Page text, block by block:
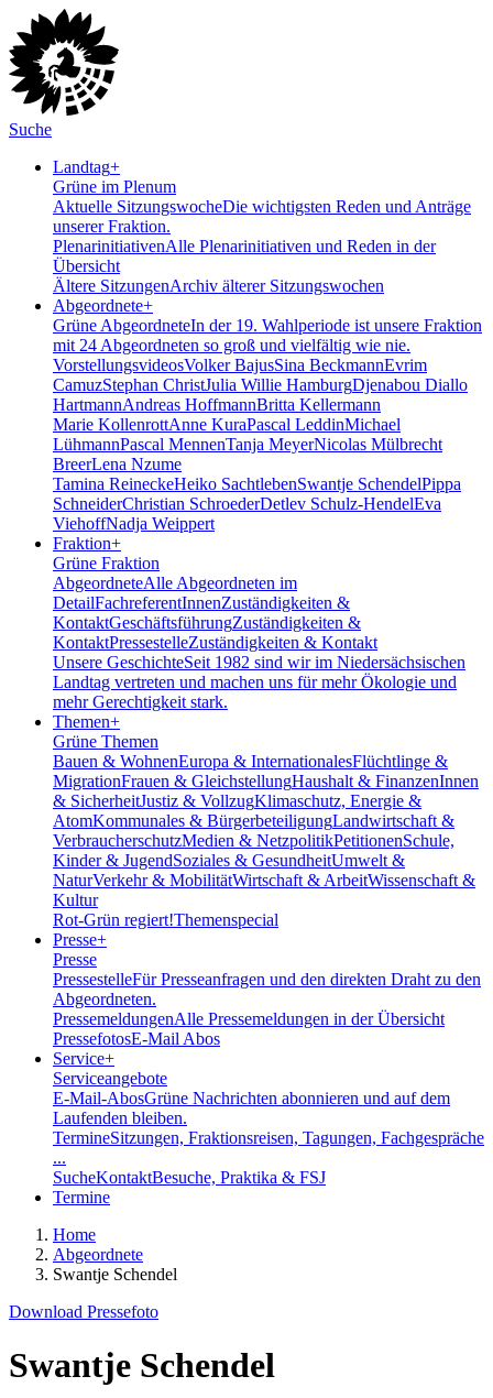
Suche
Landtag+
Grüne im Plenum
Aktuelle SitzungswocheDie wichtigsten Reden und Anträge
unserer Fraktion.
PlenarinitiativenAlle Plenarinitiativen und Reden in der
Übersicht
Ältere SitzungenArchiv älterer Sitzungswochen
Abgeordnete+
Grüne AbgeordneteIn der 19. Wahlperiode ist unsere Fraktion
mit 24 Abgeordneten so groß und vielfältig wie nie.
VorstellungsvideosVolker BajusSina BeckmannEvrim
CamuzStephan ChristJulia Willie HamburgDjenabou Diallo
HartmannAndreas HoffmannBritta Kellermann
Marie KollenrottAnne KuraPascal LeddinMichael
LühmannPascal MennenTanja MeyerNicolas Mülbrecht
BreerLena Nzume
Tamina ReineckeHeiko SachtlebenSwantje SchendelPippa
SchneiderChristian SchroederDetlev Schulz-HendelEva
ViehoffNadja Weippert
Fraktion+
Grüne Fraktion
AbgeordneteAlle Abgeordneten im
DetailFachreferentInnenZuständigkeiten &
KontaktGeschäftsführungZuständigkeiten &
KontaktPressestelleZuständigkeiten & Kontakt
Unsere GeschichteSeit 1982 sind wir im Nieder­sächsischen
Landtag vertreten und machen uns für mehr Ökologie und
mehr Gerechtigkeit stark.
Themen+
Grüne Themen
Bauen & WohnenEuropa & InternationalesFlüchtlinge &
MigrationFrauen & GleichstellungHaushalt & FinanzenInnen
& SicherheitJustiz & VollzugKlimaschutz, Energie &
AtomKommunales & BürgerbeteiligungLandwirtschaft &
VerbraucherschutzMedien & NetzpolitikPetitionenSchule,
Kinder & JugendSoziales & GesundheitUmwelt &
NaturVerkehr & MobilitätWirtschaft & ArbeitWissenschaft &
Kultur
Rot-Grün regiert!Themenspecial
Presse+
Presse
PressestelleFür Presseanfragen und den direkten Draht zu den
Abgeordneten.
PressemeldungenAlle Pressemeldungen in der Übersicht
PressefotosE-Mail Abos
Service+
Serviceangebote
E-Mail-AbosGrüne Nachrichten abonnieren und auf dem
Laufenden bleiben.
TermineSitzungen, Fraktionsreisen, Tagungen, Fachgespräche
...
SucheKontaktBesuche, Praktika & FSJ
Termine
Home
Abgeordnete
Swantje Schendel
Download Pressefoto
Swantje Schendel